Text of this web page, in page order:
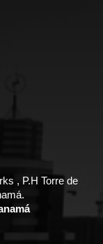
, P.H Torre de